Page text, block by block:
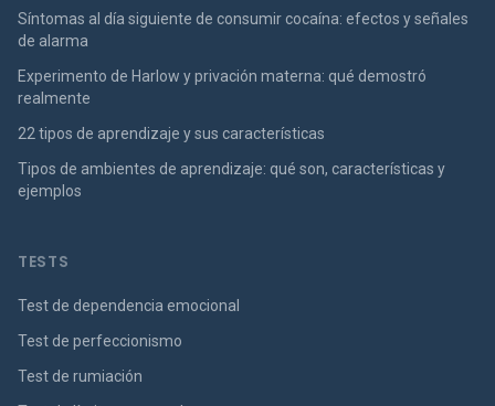
Síntomas al día siguiente de consumir cocaína: efectos y señales
de alarma
Experimento de Harlow y privación materna: qué demostró
realmente
22 tipos de aprendizaje y sus características
Tipos de ambientes de aprendizaje: qué son, características y
ejemplos
TESTS
Test de dependencia emocional
Test de perfeccionismo
Test de rumiación